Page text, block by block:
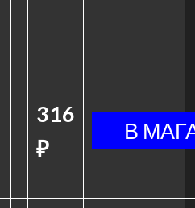
316
₽